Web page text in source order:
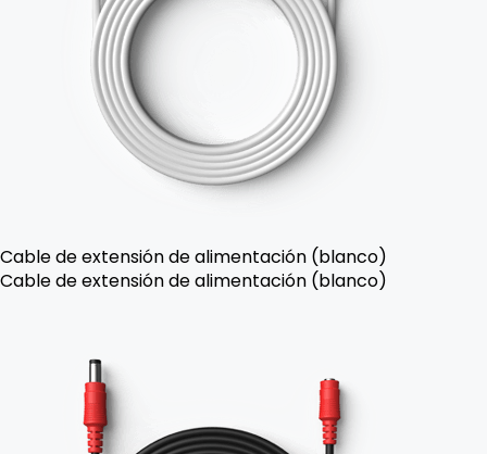
Cable de extensión de alimentación (blanco)
Cable de extensión de alimentación (blanco)